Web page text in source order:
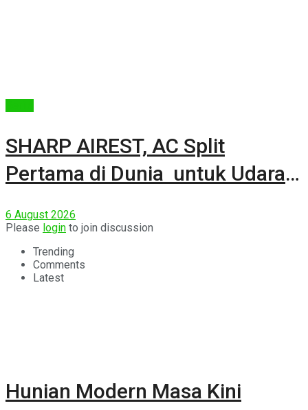
SHARP AIREST, AC Split
Pertama di Dunia untuk Udara
6 August 2026
Please login to join discussion
Trending
Comments
Latest
Hunian Modern Masa Kini